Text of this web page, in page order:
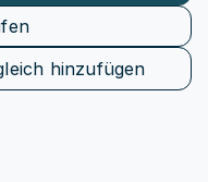
hinzufügen